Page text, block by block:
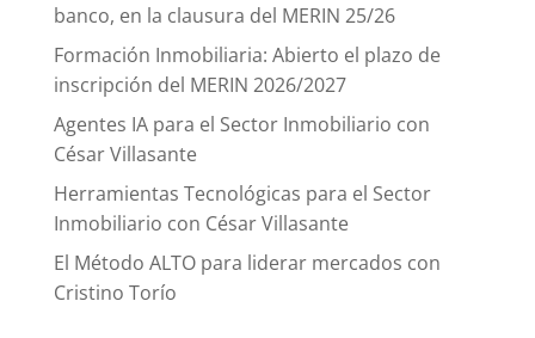
banco, en la clausura del MERIN 25/26
Formación Inmobiliaria: Abierto el plazo de
inscripción del MERIN 2026/2027
Agentes IA para el Sector Inmobiliario con
César Villasante
Herramientas Tecnológicas para el Sector
Inmobiliario con César Villasante
El Método ALTO para liderar mercados con
Cristino Torío